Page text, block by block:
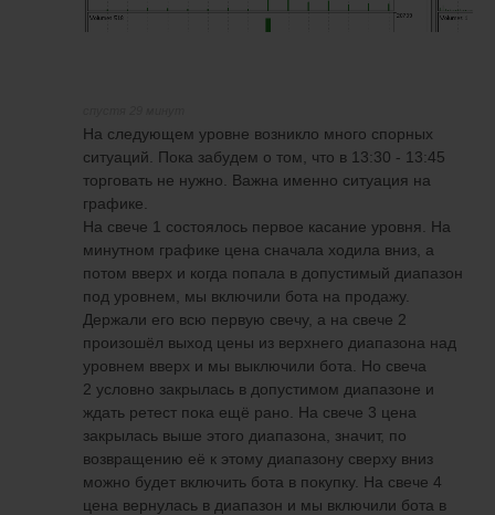
На следующем уровне возникло много спорных
ситуаций. Пока забудем о том, что в 13:30 - 13:45
торговать не нужно. Важна именно ситуация на
графике.
На свече 1 состоялось первое касание уровня. На
минутном графике цена сначала ходила вниз, а
потом вверх и когда попала в допустимый диапазон
под уровнем, мы включили бота на продажу.
Держали его всю первую свечу, а на свече 2
произошёл выход цены из верхнего диапазона над
уровнем вверх и мы выключили бота. Но свеча
2 условно закрылась в допустимом диапазоне и
ждать ретест пока ещё рано. На свече 3 цена
закрылась выше этого диапазона, значит, по
возвращению её к этому диапазону сверху вниз
можно будет включить бота в покупку. На свече 4
цена вернулась в диапазон и мы включили бота в